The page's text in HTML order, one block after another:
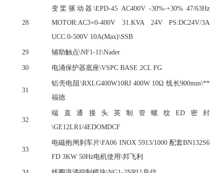
28
变桨驱动器\EPD-45 AC400V -30%-+30% 47/63Hz
MOTOR:AC3×0-400V 31.KVA 24V PS:DC24V/3A
UCC:0-500V 10A(Max)\SSB
29 辅助触点\NF1-11\Nader
30 电涌保护器底座\VSPC BASE 2CL FG
31
铝壳电阻 \RXLG400W10RJ 400W 10Ω 线长900mm\**
福德
32
端直通接头英制管螺纹ED密封
\GE12LR1/4EDOMDCF
33
电磁抱闸刹车片\FA06 INOX 5913/1000 配套BN132S6
FD 3KW 50Hz电机使用\邦飞利